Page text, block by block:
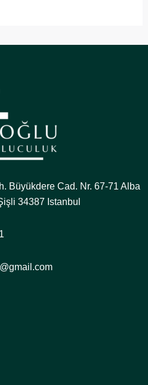
Büyükdere Cad. Nr. 67-71 Alba
34387 Istanbul